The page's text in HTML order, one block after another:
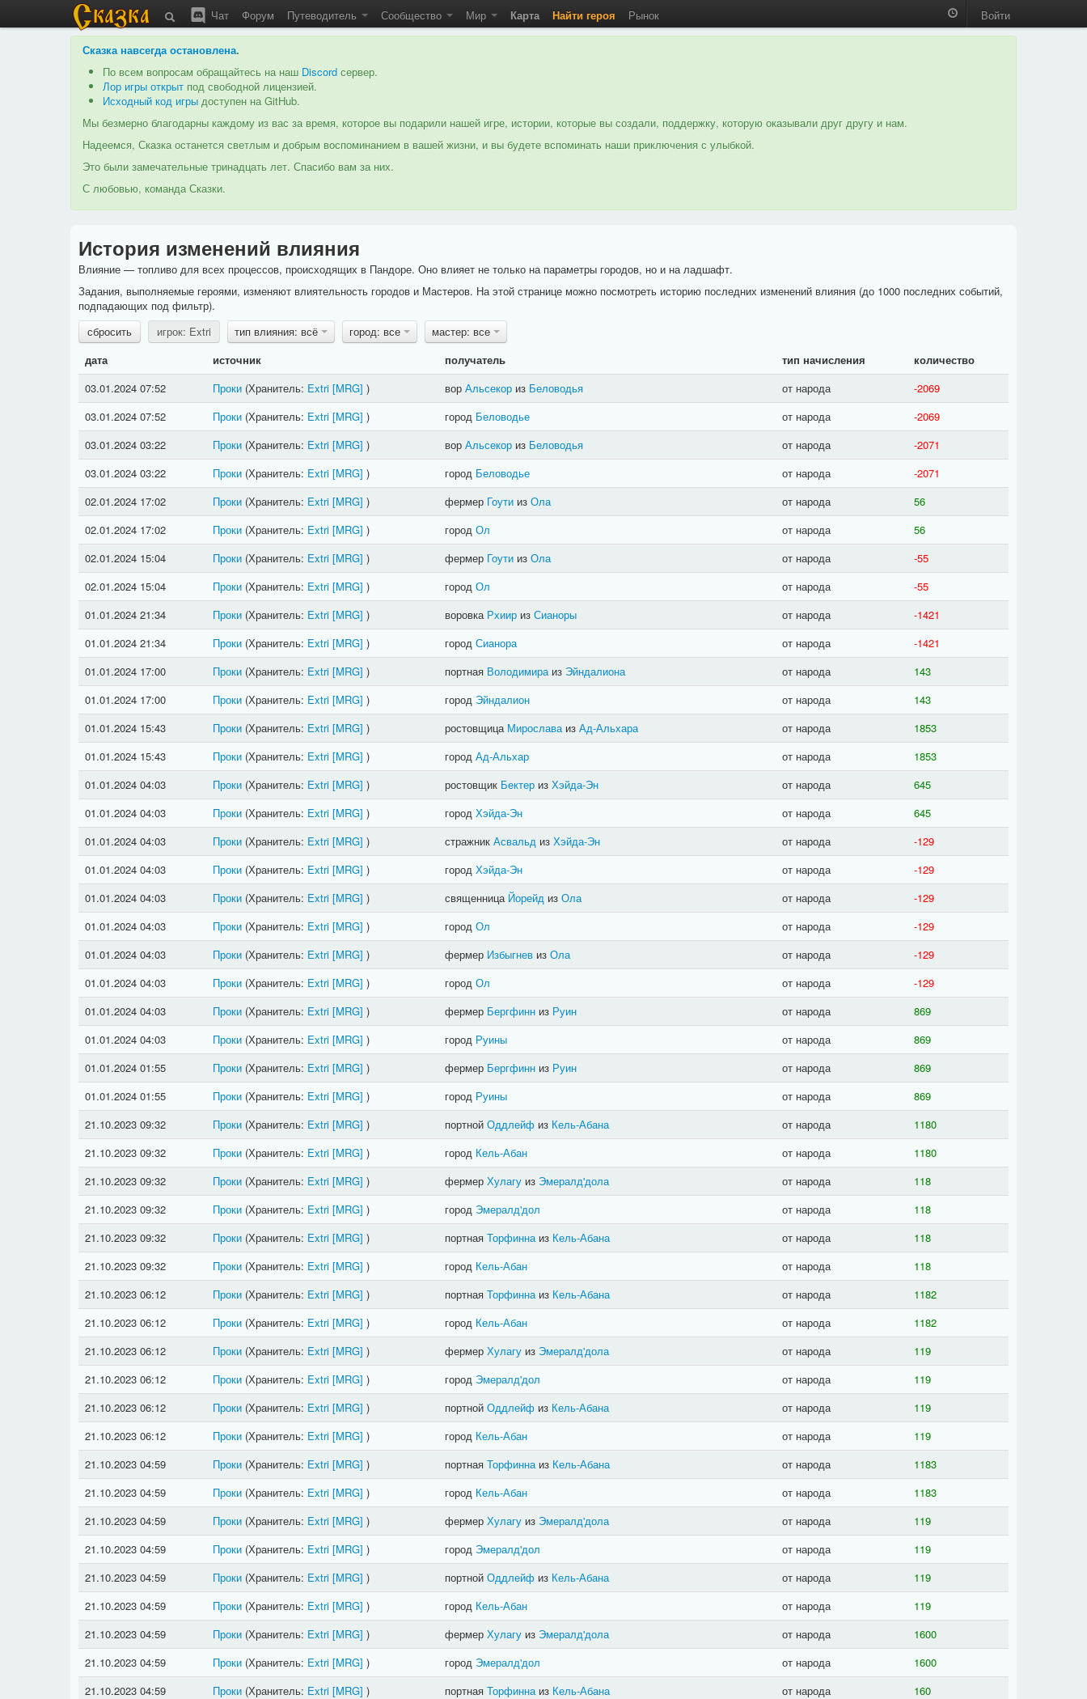
Чат Форум Путеводитель Сообщество Мир Карта Найти героя Рынок Войти
Сказка навсегда остановлена.
По всем вопросам обращайтесь на наш Discord сервер.
Лор игры открыт под свободной лицензией.
Исходный код игры доступен на GitHub.
Мы безмерно благодарны каждому из вас за время, которое вы подарили нашей игре, истории, которые вы создали, поддержку, которую оказывали друг другу и нам.
Надеемся, Сказка останется светлым и добрым воспоминанием в вашей жизни, и вы будете вспоминать наши приключения с улыбкой.
Это были замечательные тринадцать лет. Спасибо вам за них.
С любовью, команда Сказки.
История изменений влияния
Влияние — топливо для всех процессов, происходящих в Пандоре. Оно влияет не только на параметры городов, но и на ладшафт.
Задания, выполняемые героями, изменяют влиятельность городов и Мастеров. На этой странице можно посмотреть историю последних изменений влияния (до 1000 последних событий,
подпадающих под фильтр).
сбросить
игрок: Extri тип влияния: всё город: все
мастер: все
дата
источник получатель тип начисления
количество
03.01.2024 07:52
Проки(Хранитель: Extri [MRG] ) вор Альсекориз Беловодья от народа
-2069
03.01.2024 07:52
Проки(Хранитель: Extri [MRG] ) город Беловодье от народа
-2069
03.01.2024 03:22
Проки(Хранитель: Extri [MRG] ) вор Альсекориз Беловодья от народа
-2071
03.01.2024 03:22
Проки(Хранитель: Extri [MRG] ) город Беловодье от народа
-2071
02.01.2024 17:02
Проки(Хранитель: Extri [MRG] ) фермер Гоутииз Ола от народа
56
02.01.2024 17:02
Проки(Хранитель: Extri [MRG] ) город Ол от народа
56
02.01.2024 15:04
Проки(Хранитель: Extri [MRG] ) фермер Гоутииз Ола от народа
-55
02.01.2024 15:04
Проки(Хранитель: Extri [MRG] ) город Ол от народа
-55
01.01.2024 21:34
Проки(Хранитель: Extri [MRG] ) воровка Рхиириз Сианоры от народа
-1421
01.01.2024 21:34
Проки(Хранитель: Extri [MRG] ) город Сианора от народа
-1421
01.01.2024 17:00
Проки(Хранитель: Extri [MRG] ) портная Володимираиз Эйндалиона от народа
143
01.01.2024 17:00
Проки(Хранитель: Extri [MRG] ) город Эйндалион от народа
143
01.01.2024 15:43
Проки(Хранитель: Extri [MRG] ) ростовщица Мирославаиз Ад-Альхара от народа
1853
01.01.2024 15:43
Проки(Хранитель: Extri [MRG] ) город Ад-Альхар от народа
1853
01.01.2024 04:03
Проки(Хранитель: Extri [MRG] ) ростовщик Бектериз Хэйда-Эн от народа
645
01.01.2024 04:03
Проки(Хранитель: Extri [MRG] ) город Хэйда-Эн от народа
645
01.01.2024 04:03
Проки(Хранитель: Extri [MRG] ) стражник Асвальд из Хэйда-Эн от народа
-129
01.01.2024 04:03
Проки(Хранитель: Extri [MRG] ) город Хэйда-Эн от народа
-129
01.01.2024 04:03
Проки(Хранитель: Extri [MRG] ) священница Йорейд из Ола от народа
-129
01.01.2024 04:03
Проки(Хранитель: Extri [MRG] ) город Ол от народа
-129
01.01.2024 04:03
Проки(Хранитель: Extri [MRG] ) фермер Избыгневиз Ола от народа
-129
01.01.2024 04:03
Проки(Хранитель: Extri [MRG] ) город Ол от народа
-129
01.01.2024 04:03
Проки(Хранитель: Extri [MRG] ) фермер Бергфинниз Руин от народа
869
01.01.2024 04:03
Проки(Хранитель: Extri [MRG] ) город Руины от народа
869
01.01.2024 01:55
Проки(Хранитель: Extri [MRG] ) фермер Бергфинниз Руин от народа
869
01.01.2024 01:55
Проки(Хранитель: Extri [MRG] ) город Руины от народа
869
21.10.2023 09:32
Проки(Хранитель: Extri [MRG] ) портной Оддлейфиз Кель-Абана от народа
1180
21.10.2023 09:32
Проки(Хранитель: Extri [MRG] ) город Кель-Абан от народа
1180
21.10.2023 09:32
Проки(Хранитель: Extri [MRG] ) фермер Хулагуиз Эмералд'дола от народа
118
21.10.2023 09:32
Проки(Хранитель: Extri [MRG] ) город Эмералд'дол от народа
118
21.10.2023 09:32
Проки(Хранитель: Extri [MRG] ) портная Торфиннаиз Кель-Абана от народа
118
21.10.2023 09:32
Проки(Хранитель: Extri [MRG] ) город Кель-Абан от народа
118
21.10.2023 06:12
Проки(Хранитель: Extri [MRG] ) портная Торфиннаиз Кель-Абана от народа
1182
21.10.2023 06:12
Проки(Хранитель: Extri [MRG] ) город Кель-Абан от народа
1182
21.10.2023 06:12
Проки(Хранитель: Extri [MRG] ) фермер Хулагуиз Эмералд'дола от народа
119
21.10.2023 06:12
Проки(Хранитель: Extri [MRG] ) город Эмералд'дол от народа
119
21.10.2023 06:12
Проки(Хранитель: Extri [MRG] ) портной Оддлейфиз Кель-Абана от народа
119
21.10.2023 06:12
Проки(Хранитель: Extri [MRG] ) город Кель-Абан от народа
119
21.10.2023 04:59
Проки(Хранитель: Extri [MRG] ) портная Торфиннаиз Кель-Абана от народа
1183
21.10.2023 04:59
Проки(Хранитель: Extri [MRG] ) город Кель-Абан от народа
1183
21.10.2023 04:59
Проки(Хранитель: Extri [MRG] ) фермер Хулагуиз Эмералд'дола от народа
119
21.10.2023 04:59
Проки(Хранитель: Extri [MRG] ) город Эмералд'дол от народа
119
21.10.2023 04:59
Проки(Хранитель: Extri [MRG] ) портной Оддлейфиз Кель-Абана от народа
119
21.10.2023 04:59
Проки(Хранитель: Extri [MRG] ) город Кель-Абан от народа
119
21.10.2023 04:59
Проки(Хранитель: Extri [MRG] ) фермер Хулагуиз Эмералд'дола от народа
1600
21.10.2023 04:59
Проки(Хранитель: Extri [MRG] ) город Эмералд'дол от народа
1600
21.10.2023 04:59
Проки(Хранитель: Extri [MRG] ) портная Торфиннаиз Кель-Абана от народа
160